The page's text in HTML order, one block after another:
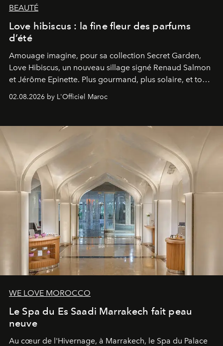
BEAUTÉ
Love hibiscus : la fine fleur des parfums
d’été
Amouage imagine, pour sa collection Secret Garden,
Love Hibiscus, un nouveau sillage signé Renaud Salmon
et Jérôme Epinette. Plus gourmand, plus solaire, et tout
à fait irrésistible.
02.08.2026 by L'Officiel Maroc
WE LOVE MOROCCO
Le Spa du Es Saadi Marrakech fait peau
neuve
Au cœur de l'Hivernage, à Marrakech, le Spa du Palace